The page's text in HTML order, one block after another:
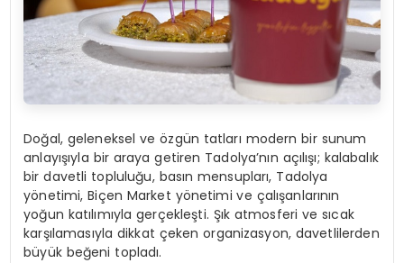
Doğal, geleneksel ve özgün tatları modern bir sunum
anlayışıyla bir araya getiren Tadolya’nın açılışı; kalabalık
bir davetli topluluğu, basın mensupları, Tadolya
yönetimi, Biçen Market yönetimi ve çalışanlarının
yoğun katılımıyla gerçekleşti. Şık atmosferi ve sıcak
karşılamasıyla dikkat çeken organizasyon, davetlilerden
büyük beğeni topladı.